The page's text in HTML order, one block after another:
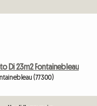
Di 23m2 Fontainebleau
(77300)